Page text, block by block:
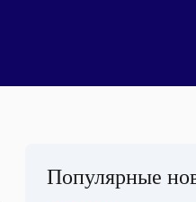
Популярные